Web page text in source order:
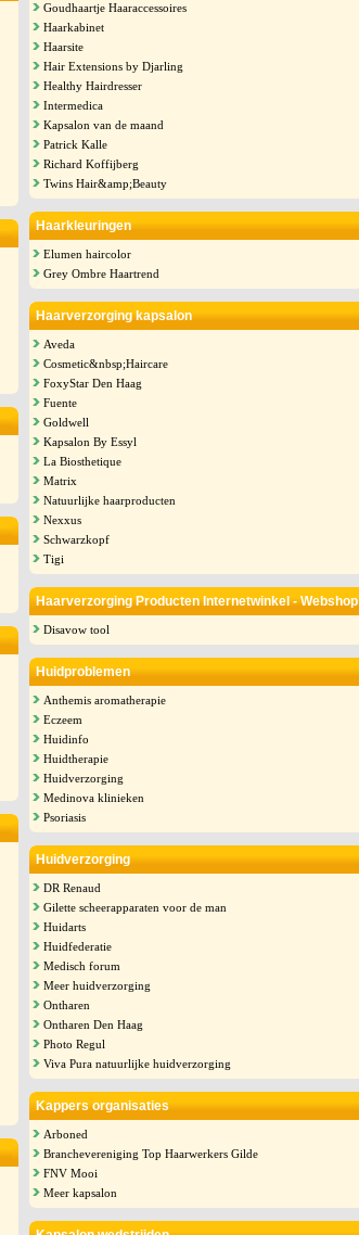
Goudhaartje Haaraccessoires
Haarkabinet
Haarsite
Hair Extensions by Djarling
Healthy Hairdresser
Intermedica
Kapsalon van de maand
Patrick Kalle
Richard Koffijberg
Twins Hair&amp;Beauty
Haarkleuringen
Elumen haircolor
Grey Ombre Haartrend
Haarverzorging kapsalon
Aveda
Cosmetic&nbsp;Haircare
FoxyStar Den Haag
Fuente
Goldwell
Kapsalon By Essyl
La Biosthetique
Matrix
Natuurlijke haarproducten
Nexxus
Schwarzkopf
Tigi
Haarverzorging Producten Internetwinkel - Webshop
Disavow tool
Huidproblemen
Anthemis aromatherapie
Eczeem
Huidinfo
Huidtherapie
Huidverzorging
Medinova klinieken
Psoriasis
Huidverzorging
DR Renaud
Gilette scheerapparaten voor de man
Huidarts
Huidfederatie
Medisch forum
Meer huidverzorging
Ontharen
Ontharen Den Haag
Photo Regul
Viva Pura natuurlijke huidverzorging
Kappers organisaties
Arboned
Branchevereniging Top Haarwerkers Gilde
FNV Mooi
Meer kapsalon